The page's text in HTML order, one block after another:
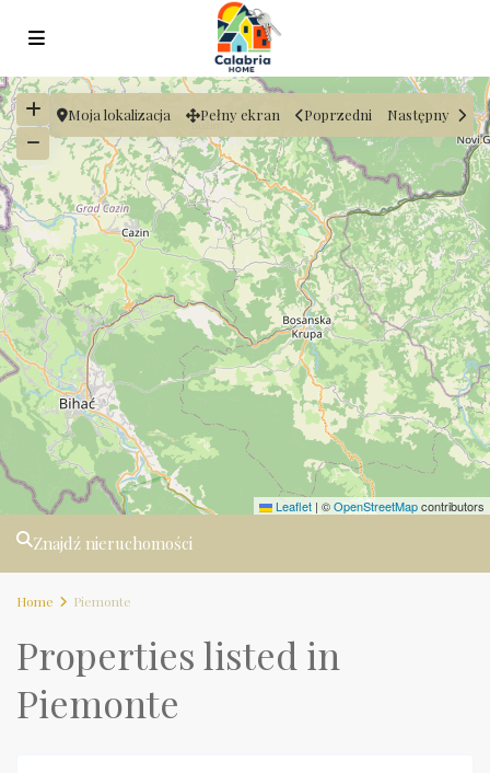
Leaflet | ©OpenStreetMapcontributors
Moja lokalizacja Pełny ekran Poprzedni Następny
Znajdź nieruchomości
Home Piemonte
Properties listed in
Piemonte